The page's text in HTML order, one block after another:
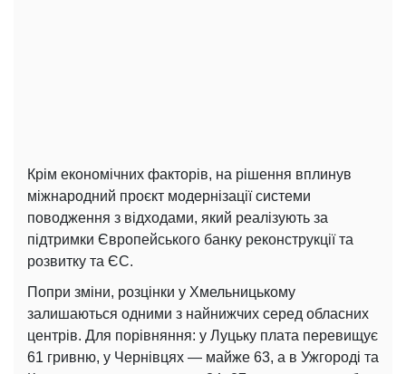
Крім економічних факторів, на рішення вплинув
міжнародний проєкт модернізації системи
поводження з відходами, який реалізують за
підтримки Європейського банку реконструкції та
розвитку та ЄС.
Попри зміни, розцінки у Хмельницькому
залишаються одними з найнижчих серед обласних
центрів. Для порівняння: у Луцьку плата перевищує
61 гривню, у Чернівцях — майже 63, а в Ужгороді та